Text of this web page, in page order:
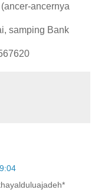
ancernya
samping Bank